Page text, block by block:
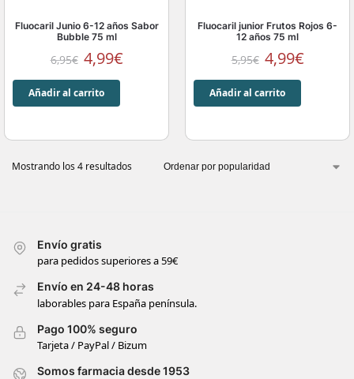
Fluocaril Junio 6-12 años Sabor
Bubble 75 ml
6,95€ 4,99€
Añadir al carrito
Fluocaril junior Frutos Rojos 6-
12 años 75 ml
5,95€ 4,99€
Añadir al carrito
Mostrando los 4 resultados
Envío gratis
para pedidos superiores a 59€
Envío en 24-48 horas
laborables para España península.
Pago 100% seguro
Tarjeta / PayPal / Bizum
Somos farmacia desde 1953